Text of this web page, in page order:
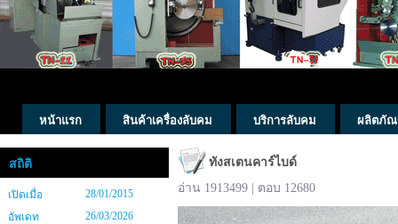
หน้าแรก สินค้าเครื่องลับคม บริการลับคม ผลิตภัณ
สถิติ
เปิดเมื่อ
28/01/2015
อัพเดท
26/03/2026
ทังสเตนคาร์ไบด์
อ่าน 1913499 | ตอบ 12680